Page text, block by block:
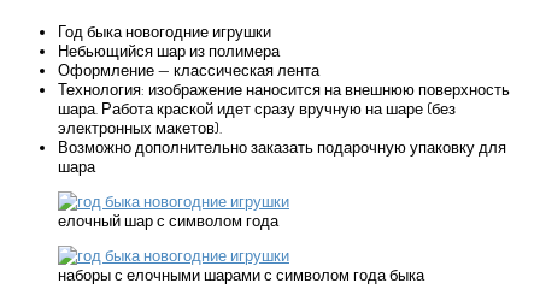
Год быка новогодние игрушки
Небьющийся шар из полимера
Оформление — классическая лента
Технология: изображение наносится на внешнюю поверхность
шара. Работа краской идет сразу вручную на шаре (без
электронных макетов).
Возможно дополнительно заказать подарочную упаковку для
шара
елочный шар с символом года
наборы с елочными шарами с символом года быка